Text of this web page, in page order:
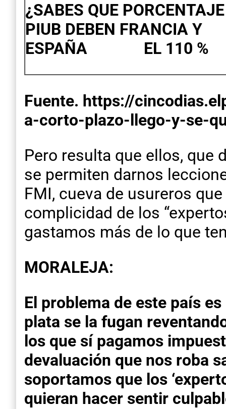
¿SABES QUE
PIUB DEBEN FRANCIA Y
ESPAÑA EL 110 %
Fuente. https://
a-corto-plazo-llego-y-se-
Pero resulta que ellos, que
se permiten darnos
FMI, cueva de usureros
complicidad de los
gastamos más de lo que
MORALEJA:
El problema de este país
plata se la fugan
los que sí pagamos
devaluación que nos roba
soportamos que los
quieran hacer sentir